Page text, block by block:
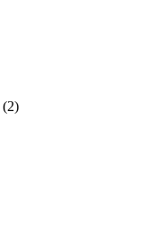
(2)